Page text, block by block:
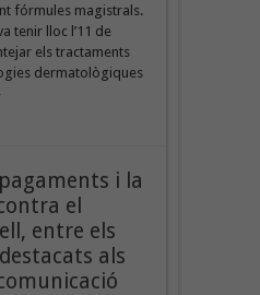
fórmules magistrals.
tenir lloc l’11 de
els tractaments
dermatològiques
i la
el
entre els
als